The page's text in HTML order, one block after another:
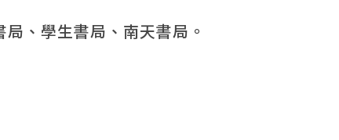
、學生書局、南天書局。